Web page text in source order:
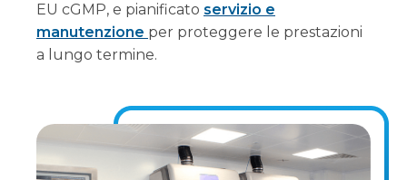
EU cGMP, e pianificato servizio e
manutenzione per proteggere le prestazioni
a lungo termine.